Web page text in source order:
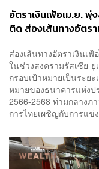
อัตราเงินเฟ้อเม.ย.
ติด ส่องเส้นทางอัตร
ส่องเส้นทางอัตราเงินเ
ในช่วงสงครามรัสเซีย-ยู
กรอบเป้าหมายเป็นระย
หมายของธนาคารแห่งป
2566-2568 ท่ามกลางภ
การไทยเผชิญกับการแ